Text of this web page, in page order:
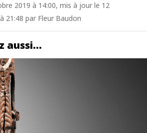
2019 à 14:00, mis à jour le 12
21:48 par Fleur Baudon
aussi…